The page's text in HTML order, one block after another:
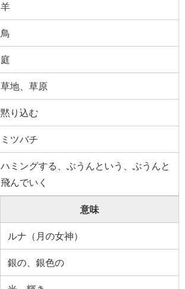
羊
鳥
庭
草地、草原
黙り込む
ミツバチ
ハミングする、ぶうんという、ぶうんと
飛んでいく
意味
ルナ（月の女神）
銀の、銀色の